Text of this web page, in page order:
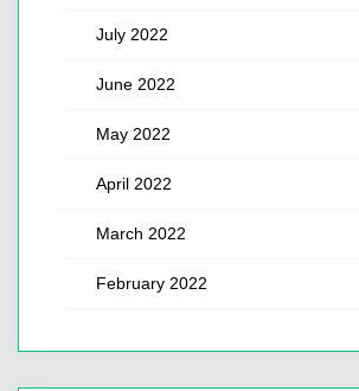
July 2022
June 2022
May 2022
April 2022
March 2022
February 2022